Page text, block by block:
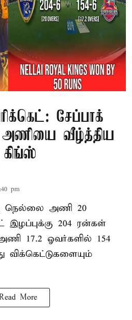
சேப்பாக்
அணியை வீழ்த்திய
pm
நெல்லை அணி 20
இழப்புக்கு 204 ரன்கள்
17.2 ஓவர்களில் 154
விக்கெட்டுகளையும்
More